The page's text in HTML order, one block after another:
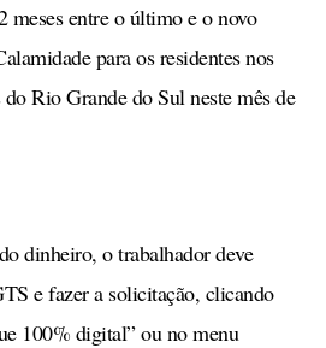
entre o último e o novo
para os residentes nos
Rio Grande do Sul neste mês de
dinheiro, o trabalhador deve
e fazer a solicitação, clicando
100% digital” ou no menu